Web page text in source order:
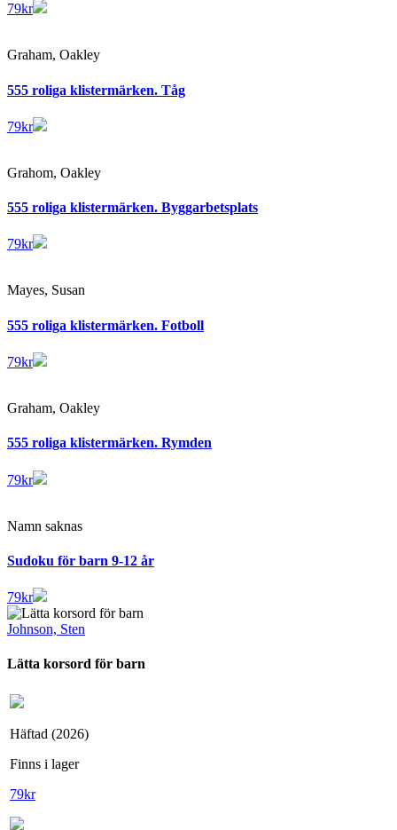
79kr
Graham, Oakley
555 roliga klistermärken. Tåg
79kr
Grahom, Oakley
555 roliga klistermärken. Byggarbetsplats
79kr
Mayes, Susan
555 roliga klistermärken. Fotboll
79kr
Graham, Oakley
555 roliga klistermärken. Rymden
79kr
Namn saknas
Sudoku för barn 9-12 år
79kr
Johnson, Sten
Lätta korsord för barn
Häftad (2026)
Finns i lager
79kr